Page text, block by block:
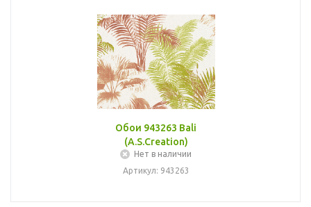
Обои 943263 Bali
(A.S.Creation)
Нет в наличии
Артикул: 943263